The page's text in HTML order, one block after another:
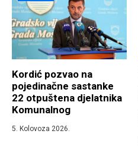
Kordić pozvao na
pojedinačne sastanke
22 otpuštena djelatnika
Komunalnog
5. Kolovoza 2026.